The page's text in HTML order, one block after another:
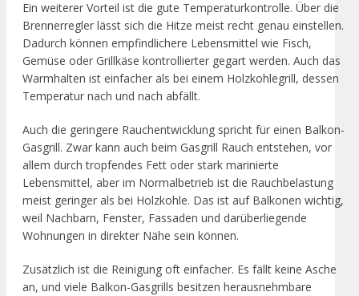
Ein weiterer Vorteil ist die gute Temperaturkontrolle. Über die
Brennerregler lässt sich die Hitze meist recht genau einstellen.
Dadurch können empfindlichere Lebensmittel wie Fisch,
Gemüse oder Grillkäse kontrollierter gegart werden. Auch das
Warmhalten ist einfacher als bei einem Holzkohlegrill, dessen
Temperatur nach und nach abfällt.
Auch die geringere Rauchentwicklung spricht für einen Balkon-
Gasgrill. Zwar kann auch beim Gasgrill Rauch entstehen, vor
allem durch tropfendes Fett oder stark marinierte
Lebensmittel, aber im Normalbetrieb ist die Rauchbelastung
meist geringer als bei Holzkohle. Das ist auf Balkonen wichtig,
weil Nachbarn, Fenster, Fassaden und darüberliegende
Wohnungen in direkter Nähe sein können.
Zusätzlich ist die Reinigung oft einfacher. Es fällt keine Asche
an, und viele Balkon-Gasgrills besitzen herausnehmbare